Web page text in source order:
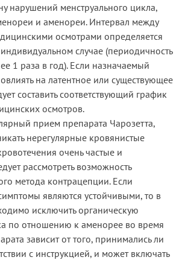
нарушений менструального цикла,
и аменореи. Интервал между
осмотрами определяется
случае (периодичность
1 раза в год). Если назначаемый
на латентное или существующее
составить соответствующий график
осмотров.
прием препарата Чарозетта,
нерегулярные кровянистые
очень частые и
рассмотреть возможность
метода контрацепции. Если
являются устойчивыми, то в
исключить органическую
по отношению к аменорее во время
зависит от того, принимались ли
с инструкцией, и может включать